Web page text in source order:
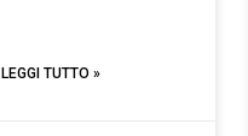
LEGGI TUTTO »